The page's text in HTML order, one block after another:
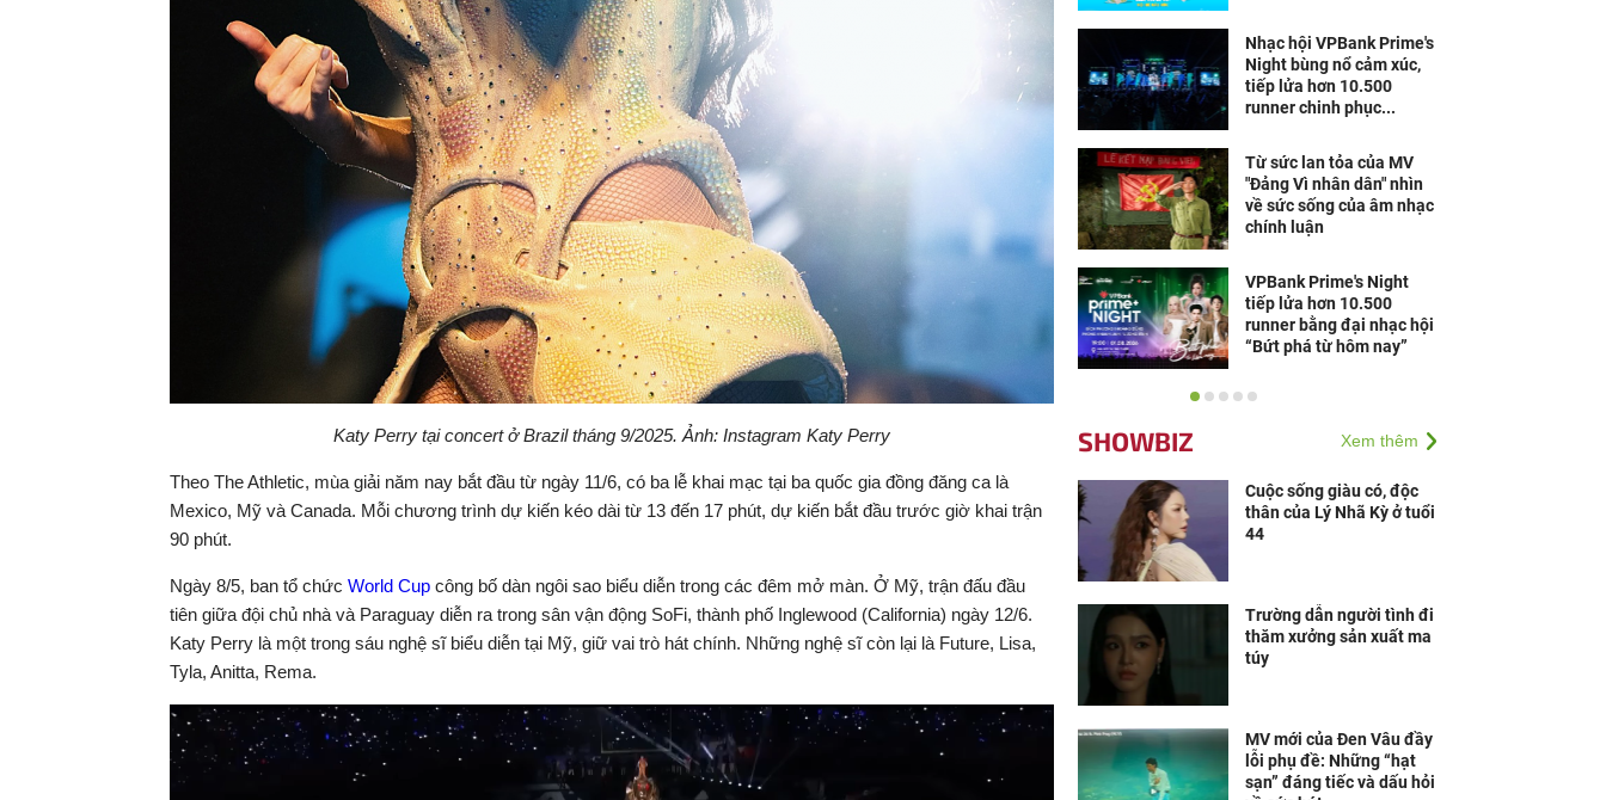
Katy Perry tại concert ở Brazil tháng 9/2025. Ảnh: Instagram Katy Perry
Theo The Athletic, mùa giải năm nay bắt đầu từ ngày 11/6, có ba lễ khai mạc tại ba quốc gia đồng đăng ca là
Mexico, Mỹ và Canada. Mỗi chương trình dự kiến kéo dài từ 13 đến 17 phút, dự kiến bắt đầu trước giờ khai trận
90 phút.
Ngày 8/5, ban tổ chức World Cup công bố dàn ngôi sao biểu diễn trong các đêm mở màn. Ở Mỹ, trận đấu đầu
tiên giữa đội chủ nhà và Paraguay diễn ra trong sân vận động SoFi, thành phố Inglewood (California) ngày 12/6.
Katy Perry là một trong sáu nghệ sĩ biểu diễn tại Mỹ, giữ vai trò hát chính. Những nghệ sĩ còn lại là Future, Lisa,
Tyla, Anitta, Rema.
Nhạc hội VPBank Prime's
Night bùng nổ cảm xúc,
tiếp lửa hơn 10.500
runner chinh phục...
Từ sức lan tỏa của MV
"Đảng Vì nhân dân" nhìn
về sức sống của âm nhạc
chính luận
VPBank Prime's Night
tiếp lửa hơn 10.500
runner bằng đại nhạc hội
“Bứt phá từ hôm nay”
Hàng nghìn khán giả
Thạch, Bùi Công Nam tại
Nẵng
SHOWBIZ Xem thêm
Cuộc sống giàu có, độc
thân của Lý Nhã Kỳ ở tuổi
44
Trường dẫn người tình đi
thăm xưởng sản xuất ma
túy
MV mới của Đen Vâu đầy
lỗi phụ đề: Những “hạt
sạn” đáng tiếc và dấu hỏi